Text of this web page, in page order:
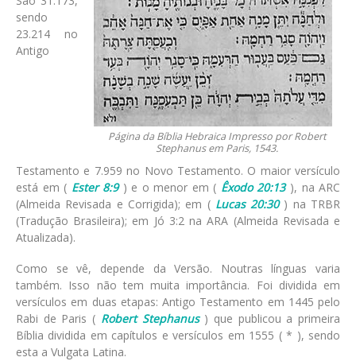
Página da Bíblia Hebraica Impresso por Robert
Stephanus em Paris, 1543.
sendo
23.214 no
Antigo
Testamento e 7.959 no Novo Testamento. O maior versículo
está em ( Ester 8:9) e o menor em ( Êxodo 20:13), na ARC
(Almeida Revisada e Corrigida); em ( Lucas 20:30) na TRBR
(Tradução Brasileira); em Jó 3:2 na ARA (Almeida Revisada e
Atualizada).
Como se vê, depende da Versão. Noutras línguas varia
também. Isso não tem muita importância. Foi dividida em
versículos em duas etapas: Antigo Testamento em 1445 pelo
Rabi de Paris ( Robert Stephanus) que publicou a primeira
Bíblia dividida em capítulos e versículos em 1555 ( * ), sendo
esta a Vulgata Latina.